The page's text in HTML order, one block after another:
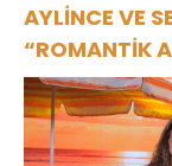
AYLİNCE VE
“ROMANTİK